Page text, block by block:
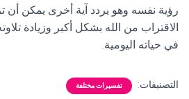
رؤية نفسه وهو يردد آية أخرى يمكن أن
الاقتراب من الله بشكل أكبر وزيادة
في حياته اليومية.
التصنيفات: تفسيرات مختلفة